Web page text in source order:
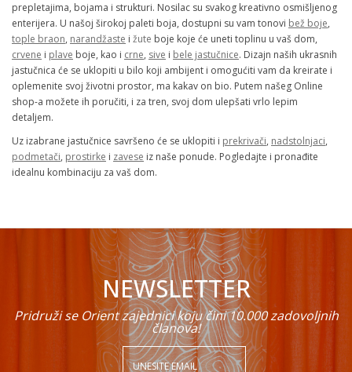
prepletajima, bojama i strukturi. Nosilac su svakog kreativno osmišljenog
enterijera. U našoj širokoj paleti boja, dostupni su vam tonovi bež boje,
tople braon, narandžaste i žute boje koje će uneti toplinu u vaš dom,
crvene i plave boje, kao i crne, sive i bele jastučnice. Dizajn naših ukrasnih
jastučnica će se uklopiti u bilo koji ambijent i omogućiti vam da kreirate i
oplemenite svoj životni prostor, ma kakav on bio. Putem našeg Online
shop-a možete ih poručiti, i za tren, svoj dom ulepšati vrlo lepim
detaljem.
Uz izabrane jastučnice savršeno će se uklopiti i prekrivači, nadstolnjaci,
podmetači, prostirke i zavese iz naše ponude. Pogledajte i pronađite
idealnu kombinaciju za vaš dom.
NEWSLETTER
Pridruži se Orient zajednici koju čini 10.000 zadovoljnih
članova!